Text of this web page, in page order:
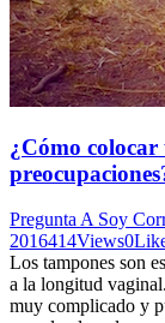
¿Cómo
Pregunta A Soy
2016414Views0
Los tampones son
a la longitud
muy complicado y